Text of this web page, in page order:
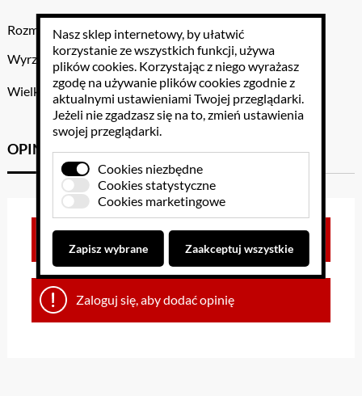
Rozmiar: 30 x 20cm
Wyrzutnia kul - przyrząd demonstracyjny.
Wielkość: 30 x 20cm
OPINIE KLIENTÓW GPSR
Brak opinii dla towaru
Zaloguj się, aby dodać opinię
Nasz sklep internetowy, by ułatwić
korzystanie ze wszystkich funkcji, używa
plików cookies. Korzystając z niego wyrażasz
zgodę na używanie plików cookies zgodnie z
aktualnymi ustawieniami Twojej przeglądarki.
Jeżeli nie zgadzasz się na to, zmień ustawienia
swojej przeglądarki.
Cookies niezbędne
Cookies statystyczne
Cookies marketingowe
Zapisz wybrane Zaakceptuj wszystkie